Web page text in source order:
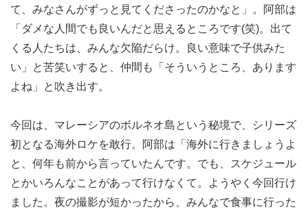
て、みなさんがずっと見てくださったのかなと」。阿部は
「ダメな人間でも良いんだと思えるところです(笑)。出て
くる人たちは、みんな欠陥だらけ。良い意味で子供みた
い」と苦笑いすると、仲間も「そういうところ、あります
よね」と吹き出す。
今回は、マレーシアのボルネオ島という秘境で、シリーズ
初となる海外ロケを敢行。阿部は「海外に行きましょうよ
と、何年も前から言っていたんです。でも、スケジュール
とかいろんなことがあって行けなくて。ようやく今回行け
ました。夜の撮影が短かったから、みんなで食事に行った